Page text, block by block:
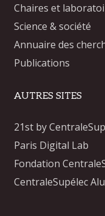
Chaires et
Science & société
Annuaire des
Publications
AUTRES SITES
21st by
Paris Digital Lab
Fondation
CentraleSupélec